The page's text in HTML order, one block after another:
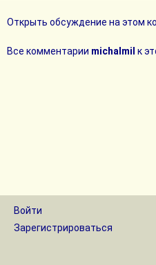
Открыть обсуждение на этом
Все комментарии michalmil к
Войти
Зарегистрироваться